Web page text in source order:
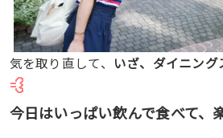
気を取り直して、 いざ、ダイニン
今日はいっぱい飲んで食べて、